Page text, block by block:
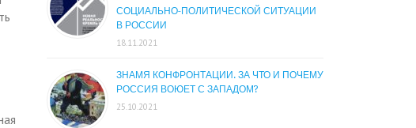
СОЦИАЛЬНО-ПОЛИТИЧЕСКОЙ СИТУАЦИИ
В РОССИИ
18.11.2021
ЗНАМЯ КОНФРОНТАЦИИ. ЗА ЧТО И ПОЧЕМУ
РОССИЯ ВОЮЕТ С ЗАПАДОМ?
25.10.2021